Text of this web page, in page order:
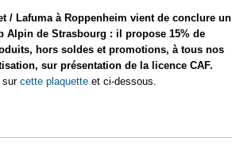
/ Lafuma à Roppenheim vient de conclure un
Alpin de Strasbourg : il propose 15% de
hors soldes et promotions, à tous nos
sur présentation de la licence CAF.
surcette plaquette et ci-dessous.